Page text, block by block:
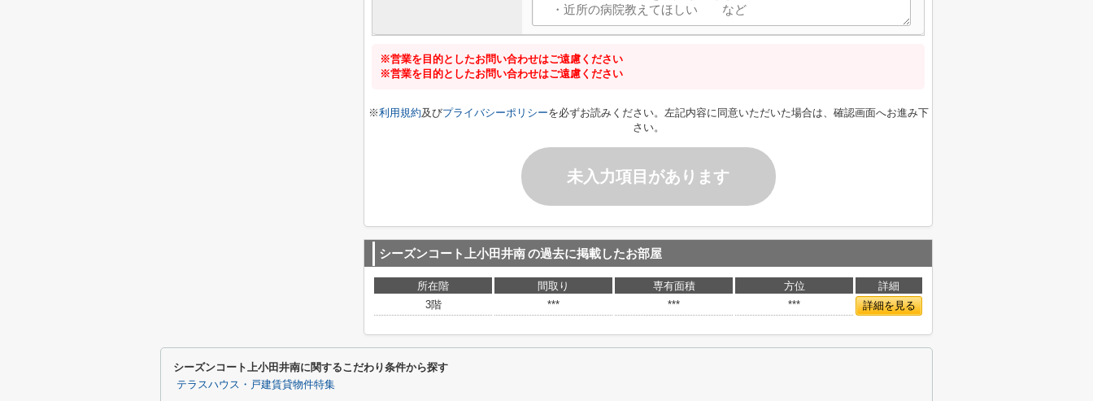
※営業を目的としたお問い合わせはご遠慮ください
※営業を目的としたお問い合わせはご遠慮ください
※利用規約及びプライバシーポリシーを必ずお読みください。左記内容に同意いただいた場合は、確認画面へお進み下
さい。
未入力項目があります
シーズンコート上小田井南の過去に掲載したお部屋
所在階 間取り 専有面積 方位
詳細
3階
*** *** *** 詳細を見る
シーズンコート上小田井南に関するこだわり条件から探す
テラスハウス・戸建賃貸物件特集